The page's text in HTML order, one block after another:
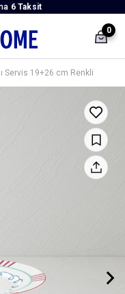
6 Taksit
0
Servis 19+26 cm Renkli